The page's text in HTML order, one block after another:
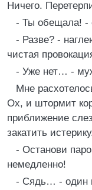
Ничего.
- Ты обещала! -
- Разве? -
чистая
- Уже нет… -
Мне
Ох, и штормит
приближение
закатить
- Останови
немедленно!
- Сядь… - один